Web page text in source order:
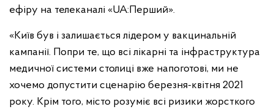
ефіру на телеканалі «UA:Перший».
«Київ був і залишається лідером у вакцинальній
кампанії. Попри те, що всі лікарні та інфраструктура
медичної системи столиці вже напоготові, ми не
хочемо допустити сценарію березня-квітня 2021
року. Крім того, місто розуміє всі ризики жорсткого